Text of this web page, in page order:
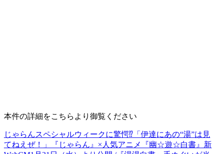
本件の詳細をこちらより御覧ください
じゃらんスペシャルウィークに驚愕⁉「伊達にあの“湯”は見
てねえぜ！」『じゃらん』×人気アニメ『幽☆遊☆白書』新